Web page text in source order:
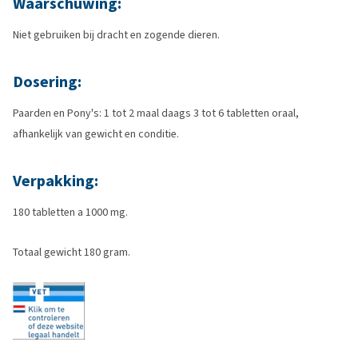
Niet gebruiken bij dracht en zogende dieren.
Dosering:
Paarden en Pony's: 1 tot 2 maal daags 3 tot 6 tabletten oraal,
afhankelijk van gewicht en conditie.
Verpakking:
180 tabletten a 1000 mg.
Totaal gewicht 180 gram.